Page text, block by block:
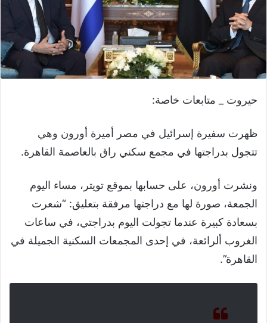
حيروت _ متابعات خاصة:
ظهرت سفيرة إسرائيل في مصر أميرة أورون وهي
تتجول بدراجتها في مجمع سكني راق بالعاصمة القاهرة.
ونشرت أورون، على حسابها بموقع تويتر، مساء اليوم
الجمعة، صورة لها مع دراجتها مرفقة بتعليق: “شعرت
بسعادة كبيرة عندما تجولت اليوم بدراجتي، في ساعات
الغروب ألرائعة، في إحدى المجمعات السكنية الجميلة في
القاهرة”.